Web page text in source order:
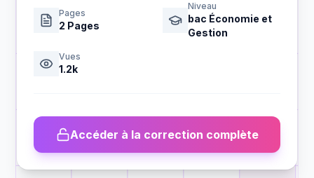
Pages
2 Pages
Niveau
bac Économie et
Gestion
Vues
1.2k
Accéder à la correction complète